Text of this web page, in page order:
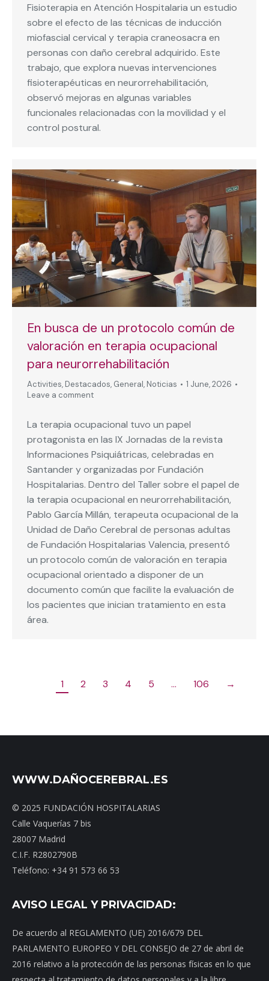
Fisioterapia en Atención Hospitalaria un estudio
sobre el efecto de las técnicas de inducción
miofascial cervical y terapia craneosacra en
personas con daño cerebral adquirido. Este
trabajo, que explora nuevas intervenciones
fisioterapéuticas en neurorrehabilitación,
observó mejoras en algunas variables
funcionales relacionadas con la movilidad y el
control postural.
En busca de un protocolo común de
valoración en terapia ocupacional
para neurorrehabilitación
Activities, Destacados, General, Noticias
1 June, 2026
Leave a comment
La terapia ocupacional tuvo un papel
protagonista en las IX Jornadas de la revista
Informaciones Psiquiátricas, celebradas en
Santander y organizadas por Fundación
Hospitalarias. Dentro del Taller sobre el papel de
la terapia ocupacional en neurorrehabilitación,
Pablo García Millán, terapeuta ocupacional de la
Unidad de Daño Cerebral de personas adultas
de Fundación Hospitalarias Valencia, presentó
un protocolo común de valoración en terapia
ocupacional orientado a disponer de un
documento común que facilite la evaluación de
los pacientes que inician tratamiento en esta
área.
1 2 3 4 5 … 106 →
WWW.DAÑOCEREBRAL.ES
© 2025 FUNDACIÓN HOSPITALARIAS
Calle Vaquerías 7 bis
28007 Madrid
C.I.F. R2802790B
Teléfono: +34 91 573 66 53
AVISO LEGAL Y PRIVACIDAD:
De acuerdo al REGLAMENTO (UE) 2016/679 DEL
PARLAMENTO EUROPEO Y DEL CONSEJO de 27 de abril de
2016 relativo a la protección de las personas físicas en lo que